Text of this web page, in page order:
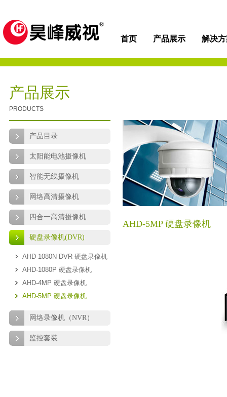
首页 产品展示 解决
产品展示
PRODUCTS
产品目录
太阳能电池摄像机
智能无线摄像机
网络高清摄像机
四合一高清摄像机
硬盘录像机(DVR)
AHD-1080N DVR 硬盘录像机
AHD-1080P 硬盘录像机
AHD-4MP 硬盘录像机
AHD-5MP 硬盘录像机
网络录像机（NVR）
监控套装
AHD-5MP 硬盘录像机